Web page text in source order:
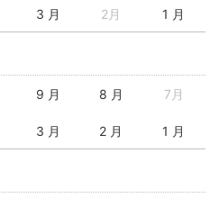
3 月 2月 1 月
9 月 8 月 7月
3 月 2 月 1 月